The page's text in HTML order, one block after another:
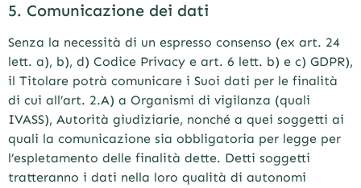
5. Comunicazione dei dati
Senza la necessità di un espresso consenso (ex art. 24
lett. a), b), d) Codice Privacy e art. 6 lett. b) e c) GDPR),
il Titolare potrà comunicare i Suoi dati per le finalità
di cui all’art. 2.A) a Organismi di vigilanza (quali
IVASS), Autorità giudiziarie, nonché a quei soggetti ai
quali la comunicazione sia obbligatoria per legge per
l’espletamento delle finalità dette. Detti soggetti
tratteranno i dati nella loro qualità di autonomi